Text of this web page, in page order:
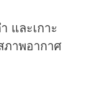
และเกาะ
ภาพอากาศ